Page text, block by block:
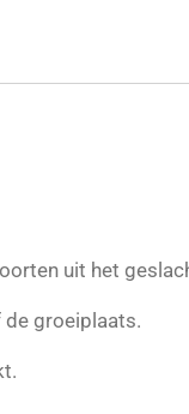
uit het
groeiplaats.